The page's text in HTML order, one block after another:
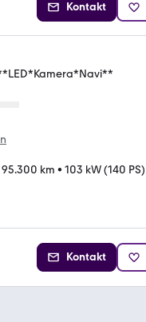
Kontakt
95.300 km • 103 kW (140 PS)
Kontakt